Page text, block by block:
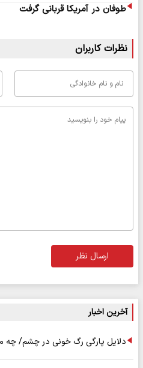
طوفان در آمریکا قربانی گرفت
نظرات کاربران
ارسال نظر
آخرین اخبار
دلایل پارگی رگ خونی در چشم/ چه